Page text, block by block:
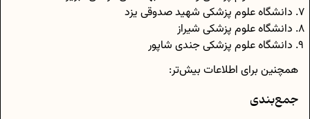
دانشگاه علوم پزشکی شهید صدوقی یزد
دانشگاه علوم پزشکی شیراز
دانشگاه علوم پزشکی جندی شاپور
همچنین برای اطلاعات بیش‌تر:
جمع‌بندی